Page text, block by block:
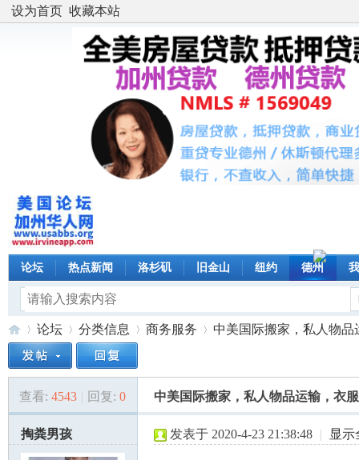
设为首页 收藏本站
论坛 热点新闻 洛杉矶 旧金山 纽约 德州
美»
论坛
›
分类信息 商务服务
›
中美国际搬家，私人物品
查看: 4543 | 回复: 0 中美国际搬家，私人物品运输，衣
掏粪男孩 发表于 2020-4-23 21:38:48 | 显示